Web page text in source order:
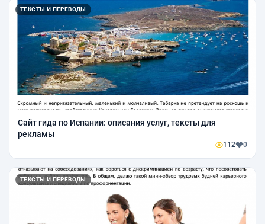
ТЕКСТЫ И ПЕРЕВОДЫ
Сайт гида по Испании: описания услуг, тексты для
рекламы
112 0
ТЕКСТЫ И ПЕРЕВОДЫ